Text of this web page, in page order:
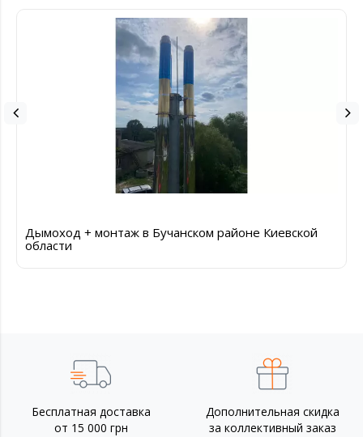
Дымоход + монтаж в Бучанском районе Киевской
области
Бесплатная доставка
от 15 000 грн
Дополнительная скидка
за коллективный заказ